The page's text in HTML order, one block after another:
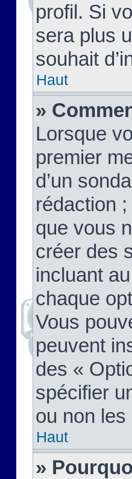
profil. Si
sera plus
souhait
Haut
»
Lorsque
premier
d’un
rédaction
que vous
créer des
incluant
chaque
Vous
peuvent
des «
spécifier
ou non
Haut
»